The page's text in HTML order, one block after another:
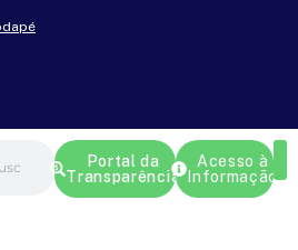
Portal da
Transparência
Acesso à
Informação